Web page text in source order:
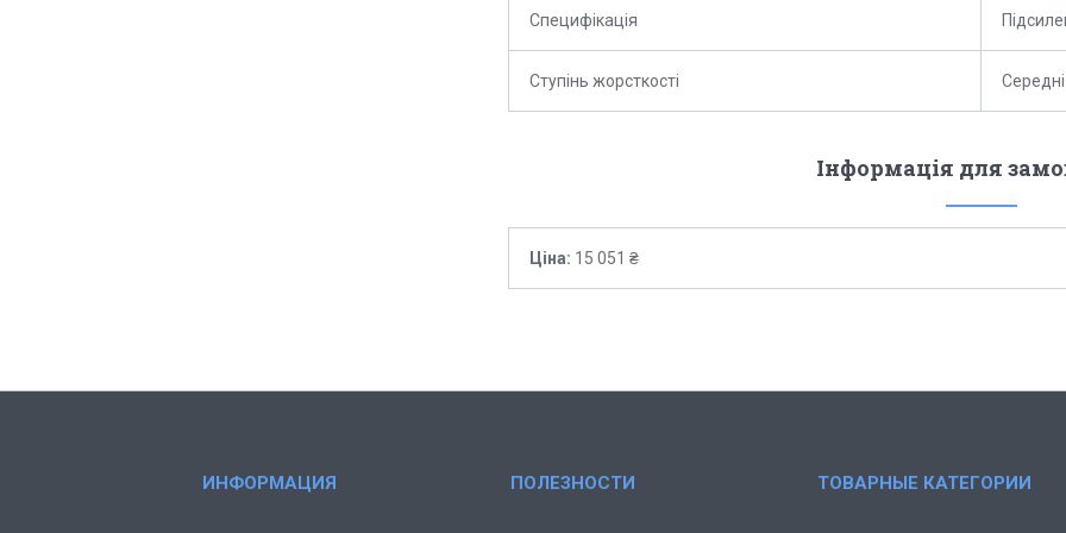
Специфікація
Ступінь жорсткості Середні
Інформація для
Ціна: 15 051 ₴
ИНФОРМАЦИЯ ПОЛЕЗНОСТИ ТОВАРНЫЕ КАТЕГОРИИ